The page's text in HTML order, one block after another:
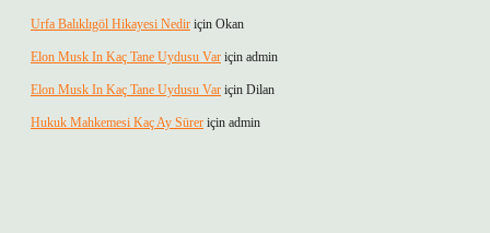
Urfa Balıklıgöl Hikayesi Nedir için Okan
Elon Musk In Kaç Tane Uydusu Var için admin
Elon Musk In Kaç Tane Uydusu Var için Dilan
Hukuk Mahkemesi Kaç Ay Sürer için admin